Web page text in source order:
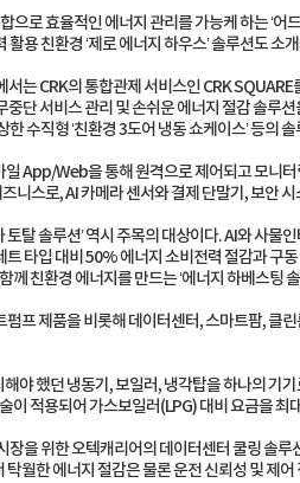
으로 효율적인 에너지 관리를 가능케 하는 ‘
용 친환경 ‘제로 에너지 하우스’ 솔루션도 소
는 CRK의 통합관제 서비스인 CRK
단 서비스 관리 및 손쉬운 에너지 절감 솔루
한 수직형 ‘친환경 3도어 냉동 쇼케이스’ 등의
App/Web을 통해 원격으로 제어되고 모니
니스로, AI 카메라 센서와 결제 단말기, 보안
탈 솔루션’ 역시 주목의 대상이다. AI와 사
타입 대비 50% 에너지 소비전력 절감과 구
께 친환경 에너지를 만드는 ‘에너지 하베스팅
프 제품을 비롯해 데이터센터, 스마트팜, 클
야 했던 냉동기, 보일러, 냉각탑을 하나의 기
이 적용되어 가스보일러(LPG) 대비 요금을
장을 위한 오텍캐리어의 데이터센터 쿨링 솔
월한 에너지 절감은 물론 운전 신뢰성 및 제